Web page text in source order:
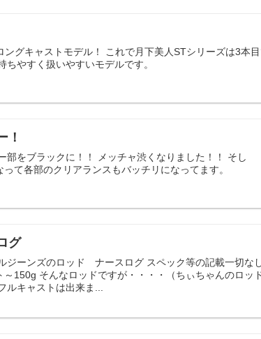
グキャストモデル！ これで月下美人STシリーズは3本
やすく扱いやすいモデルです。
！
部をブラックに！！ メッチャ渋くなりました！！ そし
て各部のクリアランスもバッチリになってます。
グ
ジーンズのロッド ナースログ スペック等の記載一切な
150g そんなロッドですが・・・・（ちぃちゃんのロッド
ルキャストは出来ま...